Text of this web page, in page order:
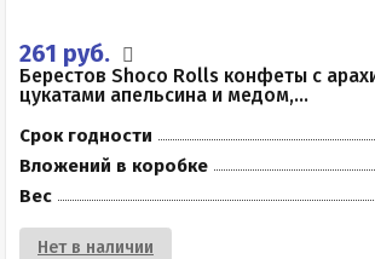
261 руб.
Берестов Shoco Rolls конфеты с
цукатами апельсина и медом,...
Срок годности
Вложений в коробке
Вес
Нет в наличии